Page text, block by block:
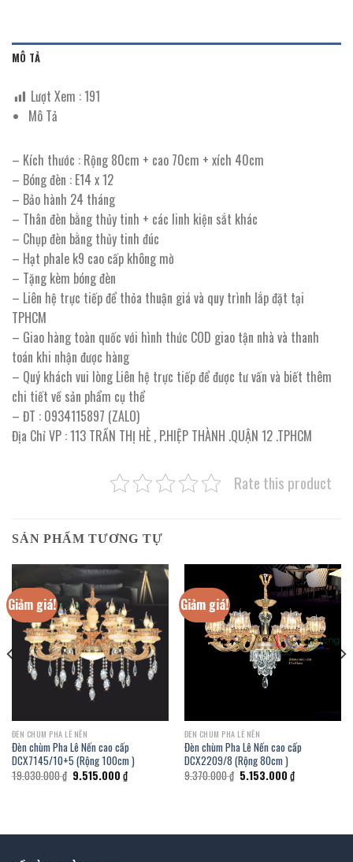
MÔ TẢ
Lượt Xem :191
Mô Tả
– Kích thước : Rộng 80cm + cao 70cm + xích 40cm
– Bóng đèn : E14 x 12
– Bảo hành 24 tháng
– Thân đèn bằng thủy tinh + các linh kiện sắt khác
– Chụp đèn bằng thủy tinh đúc
– Hạt phale k9 cao cấp không mờ
– Tặng kèm bóng đèn
– Liên hệ trực tiếp để thỏa thuận giá và quy trình lắp đặt tại
TPHCM
– Giao hàng toàn quốc với hình thức COD giao tận nhà và thanh
toán khi nhận được hàng
– Quý khách vui lòng Liên hệ trực tiếp để được tư vấn và biết thêm
chi tiết về sản phẩm cụ thể
– ĐT : 0934115897 (ZALO)
Địa Chỉ VP : 113 TRẦN THỊ HÈ , P.HIỆP THÀNH .QUẬN 12 .TPHCM
Rate this product
SẢN PHẨM TƯƠNG TỰ
Giảm giá!
ĐÈN CHÙM PHA LÊ NẾN
Đèn chùm Pha Lê Nến cao cấp
DCX7145/10+5 (Rộng 100cm )
19.030.000₫ Giá
gốc
9.515.000 ₫Giá
hiện
Giảm giá!
ĐÈN CHÙM PHA LÊ NẾN
Đèn chùm Pha Lê Nến cao cấp
DCX2209/8 (Rộng 80cm )
9.370.000₫ Giá
gốc
5.153.000 ₫Giá
hiện